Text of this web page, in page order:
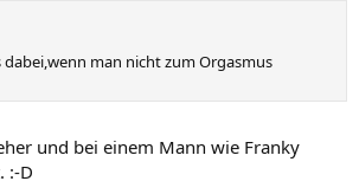
dabei,wenn man nicht zum Orgasmus
und bei einem Mann wie Franky
:-D